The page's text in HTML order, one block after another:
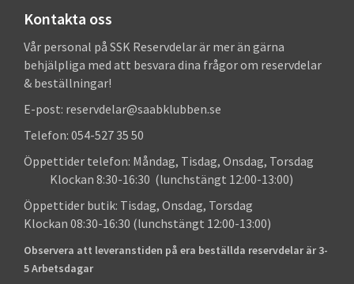
Kontakta oss
Vår personal på SSK Reservdelar är mer än gärna
behjälpliga med att besvara dina frågor om reservdelar
& beställningar!
E-post: reservdelar@saabklubben.se
Telefon: 054-527 35 50
Öppettider telefon: Måndag, Tisdag, Onsdag, Torsdag
Klockan 8:30-16:30 (lunchstängt 12:00-13:00)
Öppettider butik: Tisdag, Onsdag, Torsdag
Klockan 08:30-16:30 (lunchstängt 12:00-13:00)
Observera att leveranstiden på era beställda reservdelar är 3-
5 Arbetsdagar